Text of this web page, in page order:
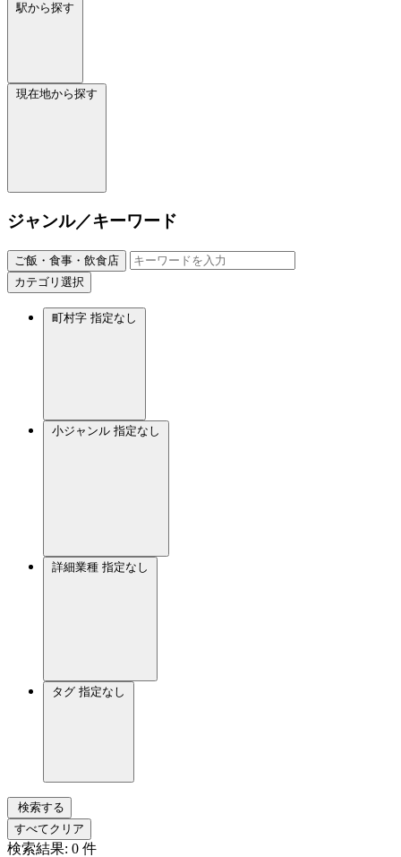
駅から探す
現在地から探す
ジャンル／キーワード
ご飯・食事・飲食店
カテゴリ選択
町村字 指定なし
小ジャンル 指定なし
詳細業種 指定なし
タグ 指定なし
検索する
すべてクリア
検索結果: 0 件